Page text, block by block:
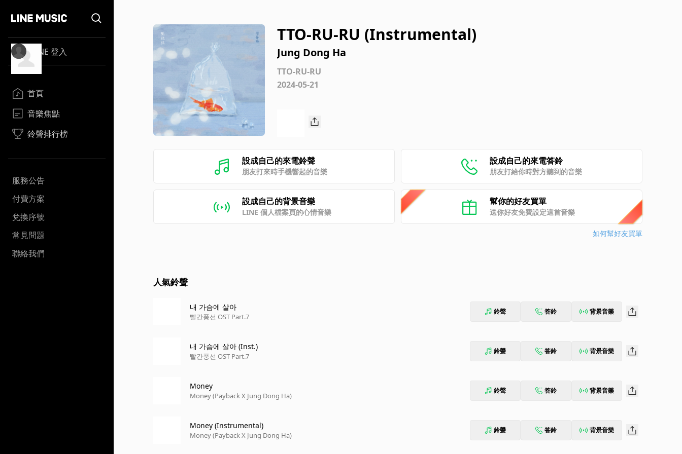
LINE 登入
首頁
音樂焦點
鈴聲排行榜
服務公告
付費方案
兌換序號
常見問題
聯絡我們
TTO-RU-RU (Instrumental)
Jung Dong Ha
TTO-RU-RU
2024-05-21
設成自己的來電鈴聲
朋友打來時手機響起的音樂
設成自己的來電答鈴
朋友打給你時對方聽到的音樂
設成自己的背景音樂
LINE 個人檔案頁的心情音樂
幫你的好友買單
送你好友免費設定這首音樂
如何幫好友買單
人氣鈴聲
내 가슴에 살아
빨간풍선 OST Part.7
鈴聲 答鈴 背景音樂
내 가슴에 살아 (Inst.)
빨간풍선 OST Part.7
鈴聲 答鈴 背景音樂
Money
Money (Payback X Jung Dong Ha)
鈴聲 答鈴 背景音樂
Money (Instrumental)
Money (Payback X Jung Dong Ha)
鈴聲 答鈴 背景音樂